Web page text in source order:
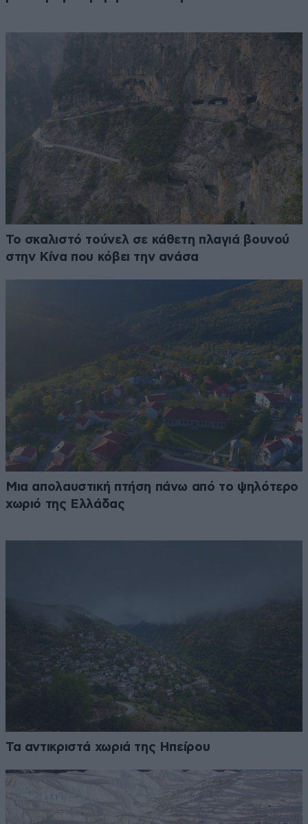
Το σκαλιστό τούνελ σε κάθετη πλαγιά βουνού
στην Κίνα που κόβει την ανάσα
Μια απολαυστική πτήση πάνω από το ψηλότερο
χωριό της Ελλάδας
Τα αντικριστά χωριά της Ηπείρου